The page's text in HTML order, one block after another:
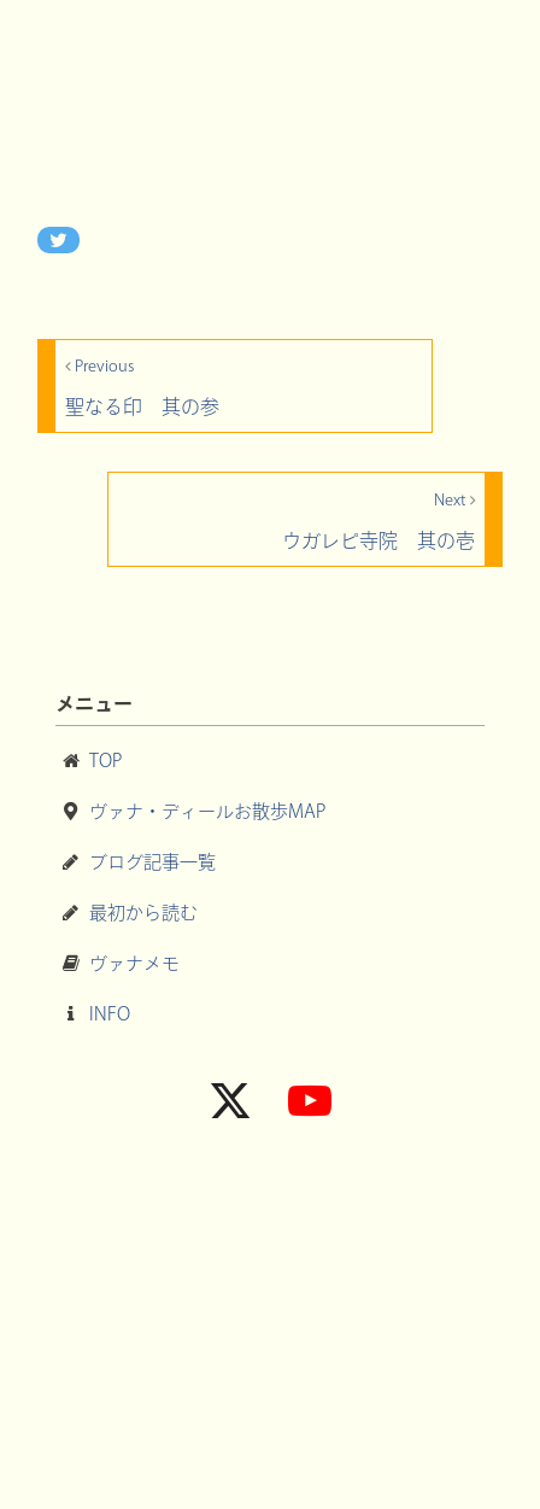
Previous
聖なる印 其の参
Next
ウガレピ寺院 其の壱
メニュー
TOP
ヴァナ・ディールお散歩MAP
ブログ記事一覧
最初から読む
ヴァナメモ
INFO